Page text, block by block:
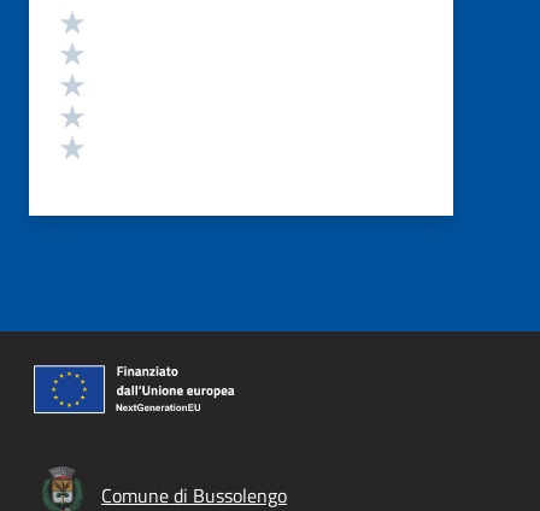
Valutazione
Comune di Bussolengo